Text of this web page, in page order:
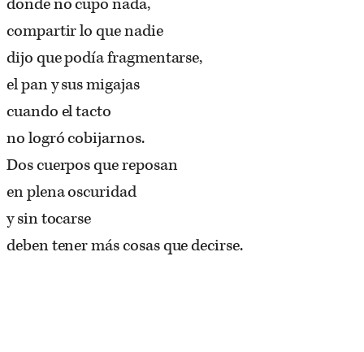
donde no cupo nada,
compartir lo que nadie
dijo que podía fragmentarse,
el pan y sus migajas
cuando el tacto
no logró cobijarnos.
Dos cuerpos que reposan
en plena oscuridad
y sin tocarse
deben tener más cosas que decirse.